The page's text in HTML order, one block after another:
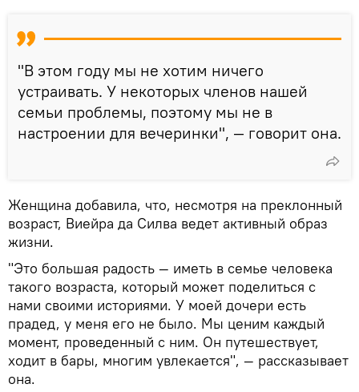
"В этом году мы не хотим ничего
устраивать. У некоторых членов нашей
семьи проблемы, поэтому мы не в
настроении для вечеринки", — говорит она.
Женщина добавила, что, несмотря на преклонный
возраст, Виейра да Силва ведет активный образ
жизни.
"Это большая радость — иметь в семье человека
такого возраста, который может поделиться с
нами своими историями. У моей дочери есть
прадед, у меня его не было. Мы ценим каждый
момент, проведенный с ним. Он путешествует,
ходит в бары, многим увлекается", — рассказывает
она.